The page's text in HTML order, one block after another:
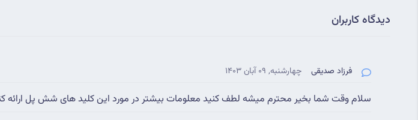
دیدگاه کاربران
فرزاد صدیقی چهارشنبه, 09 آبان 1403
سلام وقت شما بخیر محترم میشه لطف کنید معلومات بیشتر در مورد این کلید های شش پل ارائه